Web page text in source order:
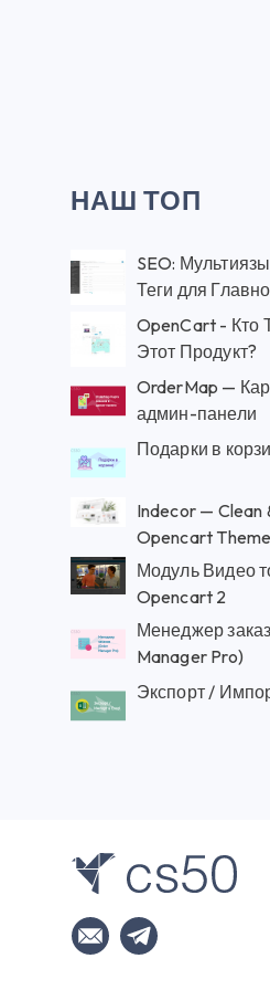
НАШ ТОП
SEO:
Теги для
OpenCart - Кто
Этот Продукт?
OrderMap —
админ-панели
Подарки в
Indecor — Clean
Opencart Theme
Модуль Видео
Opencart 2
Менеджер
Manager Pro)
Экспорт /